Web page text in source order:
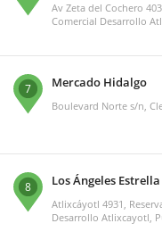
Av Zeta del Cochero
Comercial Desarrollo
7 Mercado Hidalgo
Boulevard Norte s/n,
8 Los Ángeles
Atlixcáyotl 4931,
Desarrollo Atlixcayotl,